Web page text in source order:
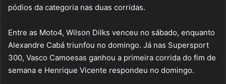
pódios da categoria nas duas corridas.
Entre as Moto4, Wilson Dilks venceu no sábado, enquanto
Alexandre Cabá triunfou no domingo. Já nas Supersport
300, Vasco Camoesas ganhou a primeira corrida do fim de
semana e Henrique Vicente respondeu no domingo.